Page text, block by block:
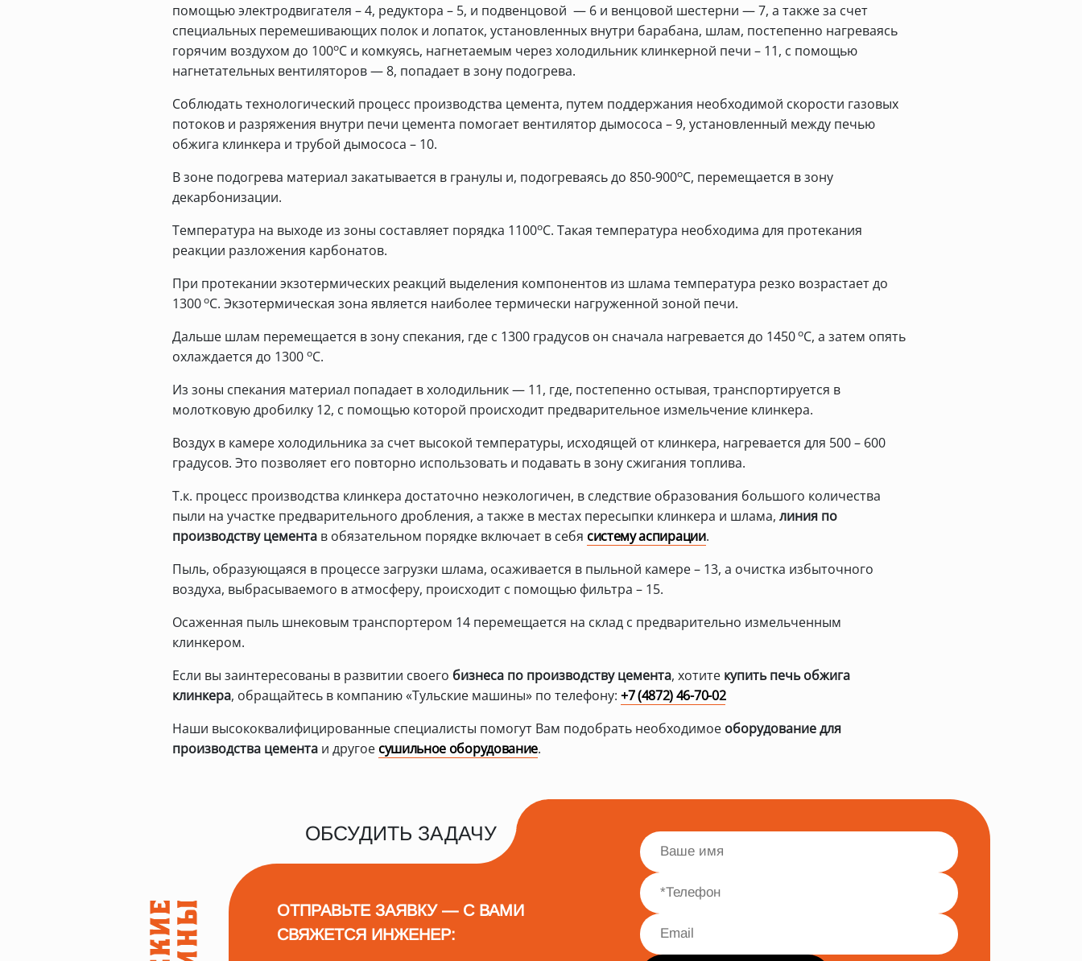
помощью электродвигателя – 4, редуктора – 5, и подвенцовой — 6 и венцовой шестерни — 7, а также за счет
специальных перемешивающих полок и лопаток, установленных внутри барабана, шлам, постепенно нагреваясь
горячим воздухом до 100оС и комкуясь, нагнетаемым через холодильник клинкерной печи – 11, с помощью
нагнетательных вентиляторов — 8, попадает в зону подогрева.
Соблюдать технологический процесс производства цемента, путем поддержания необходимой скорости газовых
потоков и разряжения внутри печи цемента помогает вентилятор дымососа – 9, установленный между печью
обжига клинкера и трубой дымососа – 10.
В зоне подогрева материал закатывается в гранулы и, подогреваясь до 850-900оС, перемещается в зону
декарбонизации.
Температура на выходе из зоны составляет порядка 1100оС. Такая температура необходима для протекания
реакции разложения карбонатов.
При протекании экзотермических реакций выделения компонентов из шлама температура резко возрастает до
1300оС. Экзотермическая зона является наиболее термически нагруженной зоной печи.
Дальше шлам перемещается в зону спекания, где с 1300 градусов он сначала нагревается до 1450оС, а затем опять
охлаждается до 1300 оС.
Из зоны спекания материал попадает в холодильник — 11, где, постепенно остывая, транспортируется в
молотковую дробилку 12, с помощью которой происходит предварительное измельчение клинкера.
Воздух в камере холодильника за счет высокой температуры, исходящей от клинкера, нагревается для 500 – 600
градусов. Это позволяет его повторно использовать и подавать в зону сжигания топлива.
Т.к. процесс производства клинкера достаточно неэкологичен, в следствие образования большого количества
пыли на участке предварительного дробления, а также в местах пересыпки клинкера и шлама, линия по
производству цемента в обязательном порядке включает в себя систему аспирации.
Пыль, образующаяся в процессе загрузки шлама, осаживается в пыльной камере – 13, а очистка избыточного
воздуха, выбрасываемого в атмосферу, происходит с помощью фильтра – 15.
Осаженная пыль шнековым транспортером 14 перемещается на склад с предварительно измельченным
клинкером.
Если вы заинтересованы в развитии своего бизнеса по производству цемента, хотите купить печь обжига
клинкера, обращайтесь в компанию «Тульские машины» по телефону: +7 (4872) 46-70-02
Наши высококвалифицированные специалисты помогут Вам подобрать необходимое оборудование для
производства цемента и другое сушильное оборудование.
ОБСУДИТЬ ЗАДАЧУ
ОТПРАВЬТЕ ЗАЯВКУ — С ВАМИ
СВЯЖЕТСЯ ИНЖЕНЕР: